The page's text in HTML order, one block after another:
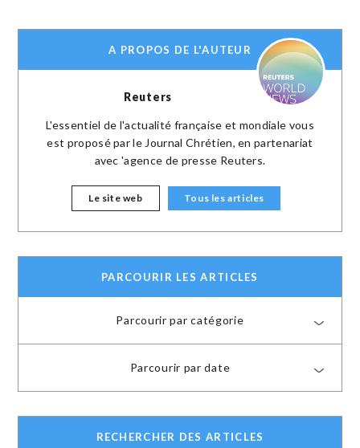
A PROPOS DE L'AUTEUR
Reuters
L'essentiel de l'actualité française et mondiale vous
est proposé par le Journal Chrétien, en partenariat
avec 'agence de presse Reuters.
Le site web Tous les articles
PARCOURIR LES ARTICLES
Parcourir par catégorie
Parcourir par date
RECHERCHER DES ARTICLES